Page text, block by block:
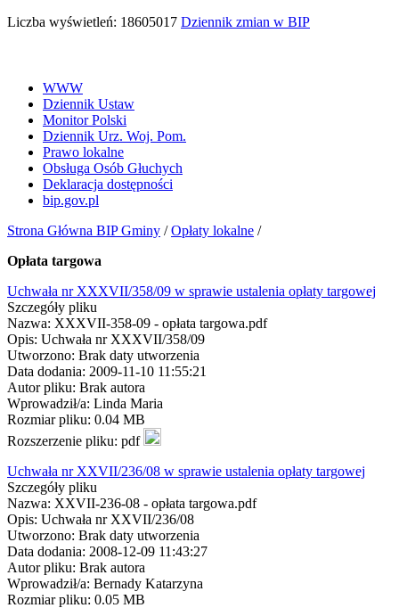
Liczba wyświetleń: 18605017 Dziennik zmian w BIP
WWW
Dziennik Ustaw
Monitor Polski
Dziennik Urz. Woj. Pom.
Prawo lokalne
Obsługa Osób Głuchych
Deklaracja dostępności
bip.gov.pl
Strona Główna BIP Gminy /Opłaty lokalne /
Opłata targowa
Uchwała nr XXXVII/358/09 w sprawie ustalenia opłaty targowej
Szczegóły pliku
Nazwa: XXXVII-358-09 - opłata targowa.pdf
Opis: Uchwała nr XXXVII/358/09
Utworzono: Brak daty utworzenia
Data dodania: 2009-11-10 11:55:21
Autor pliku: Brak autora
Wprowadził/a: Linda Maria
Rozmiar pliku: 0.04 MB
Rozszerzenie pliku: pdf
Uchwała nr XXVII/236/08 w sprawie ustalenia opłaty targowej
Szczegóły pliku
Nazwa: XXVII-236-08 - opłata targowa.pdf
Opis: Uchwała nr XXVII/236/08
Utworzono: Brak daty utworzenia
Data dodania: 2008-12-09 11:43:27
Autor pliku: Brak autora
Wprowadził/a: Bernady Katarzyna
Rozmiar pliku: 0.05 MB